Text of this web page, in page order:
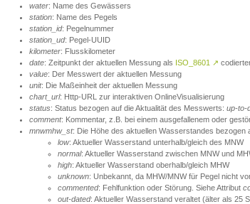
water: Name des Gewässers
station: Name des Pegels
station_id: Pegelnummer
station_ud: Pegel-UUID
kilometer: Flusskilometer
date: Zeitpunkt der aktuellen Messung als ISO_8601 ↗
value: Der Messwert der aktuellen Messung
unit: Die Maßeinheit der aktuellen Messung
chart_url: Http-URL zur interaktiven OnlineVisualisierung
status: Status bezogen auf die Aktualität des Messwerts: up-to-
comment: Kommentar, z.B. bei einem ausgefallenem oder
mnwmhw_st: Die Höhe des aktuellen Wasserstandes bezogen
low: Aktueller Wasserstand unterhalb/gleich des MNW
normal: Aktueller Wasserstand zwischen MNW und
high: Aktueller Wasserstand oberhalb/gleich MHW
unknown: Unbekannt, da MHW/MNW für Pegel nicht
commented: Fehlfunktion oder Störung. Siehe Attribut
out-dated: Aktueller Wasserstand veraltet (älter als 25